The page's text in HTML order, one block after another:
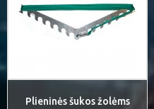
Plieninės šukos žolėms